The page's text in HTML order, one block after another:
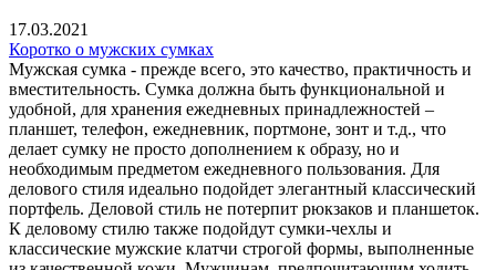
17.03.2021
Коротко о мужских сумках
Мужская сумка - прежде всего, это качество, практичность и
вместительность. Сумка должна быть функциональной и
удобной, для хранения ежедневных принадлежностей –
планшет, телефон, ежедневник, портмоне, зонт и т.д., что
делает сумку не просто дополнением к образу, но и
необходимым предметом ежедневного пользования. Для
делового стиля идеально подойдет элегантный классический
портфель. Деловой стиль не потерпит рюкзаков и планшеток.
К деловому стилю также подойдут сумки-чехлы и
классические мужские клатчи строгой формы, выполненные